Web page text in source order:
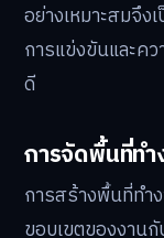
อย่างเหมาะสมจึ
การแข่งขันและค
ดี
การจัดพื้นที่ทำ
การสร้างพื้นที่ทำ
ขอบเขตของงาน